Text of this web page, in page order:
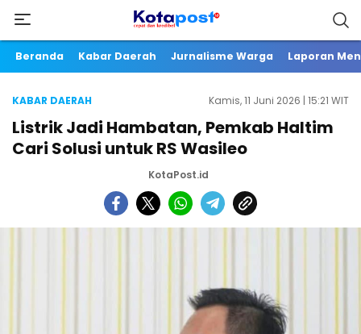
Beranda Kabar Daerah Jurnalisme Warga Laporan
KABAR DAERAH Kamis, 11 Juni 2026 | 15:21 WIT
Listrik Jadi Hambatan, Pemkab Haltim
Cari Solusi untuk RS Wasileo
KotaPost.id